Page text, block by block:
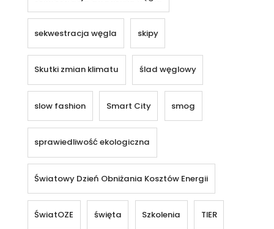
sekwestracja węgla skipy
Skutki zmian klimatu ślad węglowy
slow fashion Smart City smog
sprawiedliwość ekologiczna
Światowy Dzień Obniżania Kosztów Energii
ŚwiatOZE święta Szkolenia TIER